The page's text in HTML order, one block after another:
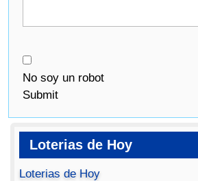
No soy un robot
Submit
Loterias de Hoy
Loterias de Hoy